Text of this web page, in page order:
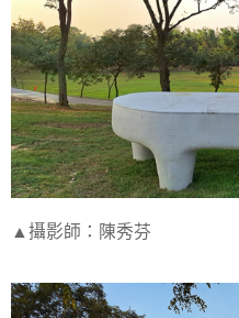
▲攝影師：陳秀芬